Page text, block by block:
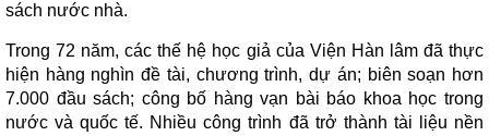
sách nước nhà.
Trong 72 năm, các thế hệ học giả của Viện Hàn lâm đã thực
hiện hàng nghìn đề tài, chương trình, dự án; biên soạn hơn
7.000 đầu sách; công bố hàng vạn bài báo khoa học trong
nước và quốc tế. Nhiều công trình đã trở thành tài liệu nền